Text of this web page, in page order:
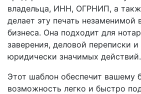
владельца, ИНН, ОГРНИП, а
делает эту печать незаменимой
бизнеса. Она подходит для
заверения, деловой переписки и
юридически значимых действий.
Этот шаблон обеспечит вашему
возможность легко и быстро